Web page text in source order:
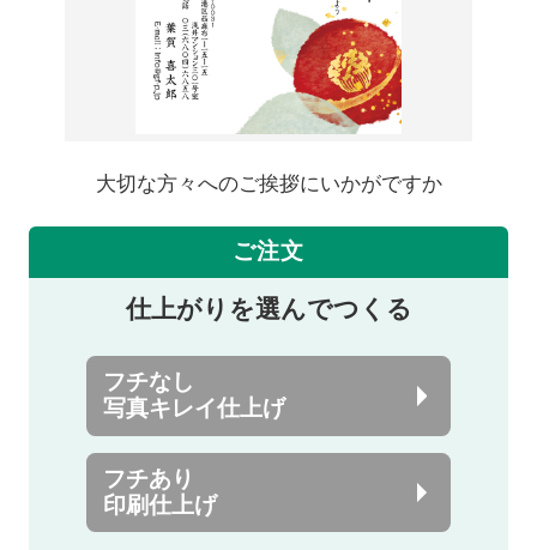
大切な方々へのご挨拶にいかがですか
ご注文
仕上がりを選んでつくる
フチなし
写真キレイ仕上げ
フチあり
印刷仕上げ